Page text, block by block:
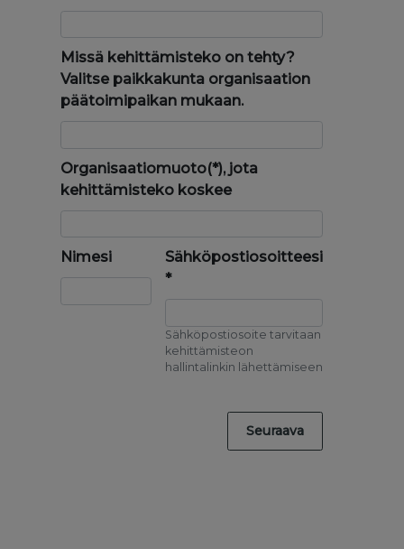
Missä kehittämisteko on tehty?
Valitse paikkakunta organisaation
päätoimipaikan mukaan.
Organisaatiomuoto(*), jota
kehittämisteko koskee
Nimesi
Sähköpostiosoitteesi
*
Sähköpostiosoite tarvitaan
kehittämisteon
hallintalinkin lähettämiseen
Seuraava